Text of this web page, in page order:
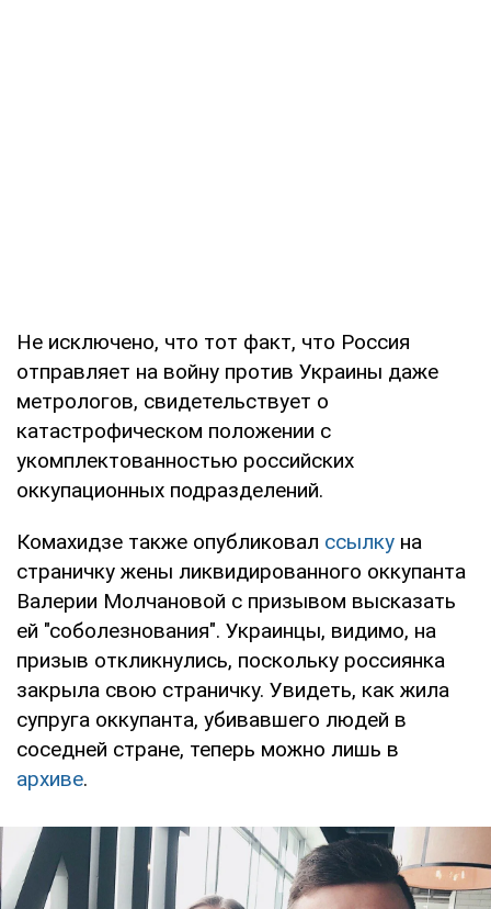
Не исключено, что тот факт, что Россия
отправляет на войну против Украины даже
метрологов, свидетельствует о
катастрофическом положении с
укомплектованностью российских
оккупационных подразделений.
Комахидзе также опубликовал ссылку на
страничку жены ликвидированного оккупанта
Валерии Молчановой с призывом высказать
ей "соболезнования". Украинцы, видимо, на
призыв откликнулись, поскольку россиянка
закрыла свою страничку. Увидеть, как жила
супруга оккупанта, убивавшего людей в
соседней стране, теперь можно лишь в
архиве.